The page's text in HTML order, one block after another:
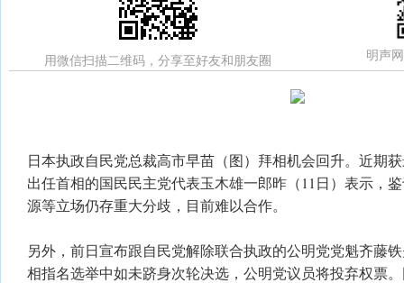
用微信扫描二维码，分享至好友和朋友圈 明声
日本执政自民党总裁高市早苗（图）拜相机会回升。近期
出任首相的国民民主党代表玉木雄一郎昨（11日）表示，
源等立场仍存重大分歧，目前难以合作。
另外，前日宣布跟自民党解除联合执政的公明党党魁齐藤
相指名选举中如未跻身次轮决选，公明党议员将投弃权票